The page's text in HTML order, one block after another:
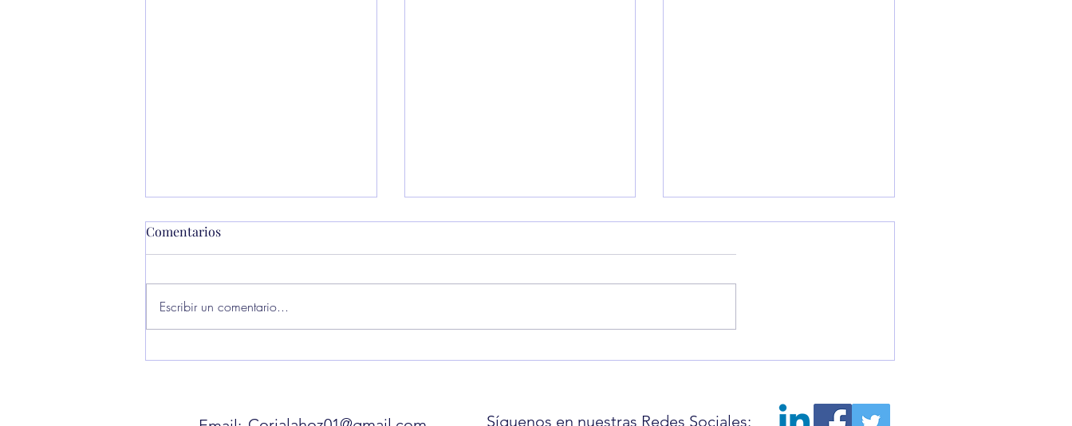
Comentarios
Escribir un comentario...
Síguenos en nuestras Redes Sociales: